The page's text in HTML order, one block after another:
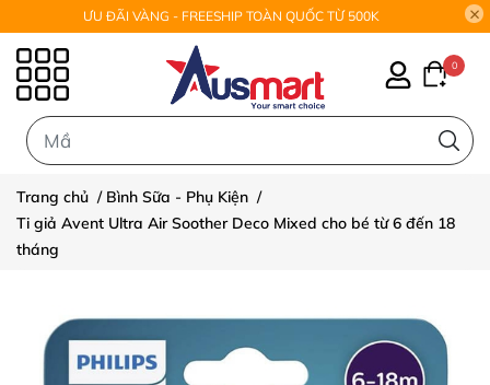
ƯU ĐÃI VÀNG - FREESHIP TOÀN QUỐC TỪ 500K
0
Trang chủ / Bình Sữa - Phụ Kiện /
Ti giả Avent Ultra Air Soother Deco Mixed cho bé từ 6 đến 18
tháng